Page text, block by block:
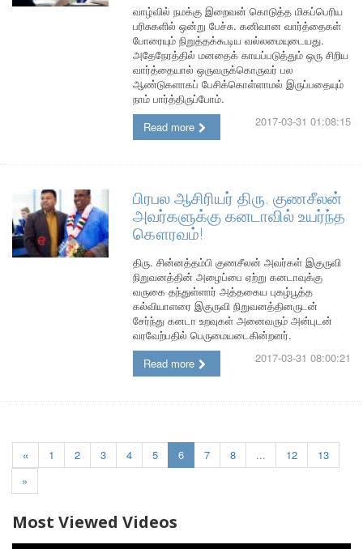
வாழ்வில் நமக்கு இறைவன் கொடுத்த மிகப்பெரிய
பரிசுகளில் ஒன்று பேச்சு. கனிவான வார்த்தைகள்
போரையும் நிறுத்தக்கூடிய வல்லமையுடையது.
அதேநேரத்தில் மனதைக் காயப்படுத்தும் ஒரு சிறிய
வார்த்தையால் ஒருவருக்கொருவர் பல
ஆண்டுகளாகப் பேசிக்கொள்ளாமல் இருப்பதையும்
நாம் பார்த்திருப்போம்.
Read more
2017-03-31 01:08:15
பிரபல ஆசிரியர் திரு. குணசீலன்
அவர்களுக்கு கனடாவில் உயர்ந்த
கௌரவம்!
திரு. சின்னத்தம்பி குணசீலன் அவர்கள் இகுருவி
நிறுவனத்தின் அழைப்பை ஏற்று கனடாவுக்கு
வருகை தந்துள்ளார் அத்தகைய புகழ்பூத்த
கல்வியாளரை இகுருவி நிறுவனத்தினருடன்
சேர்ந்து கனடா உறவுகள் அனைவரும் அன்புடன்
வரவேற்பதில் பெருமையடைகின்றனர்.
Read more
2017-03-31 08:00:21
« 1 2 3 4 5 6 7 8 ... 12
13
»
Most Viewed Videos